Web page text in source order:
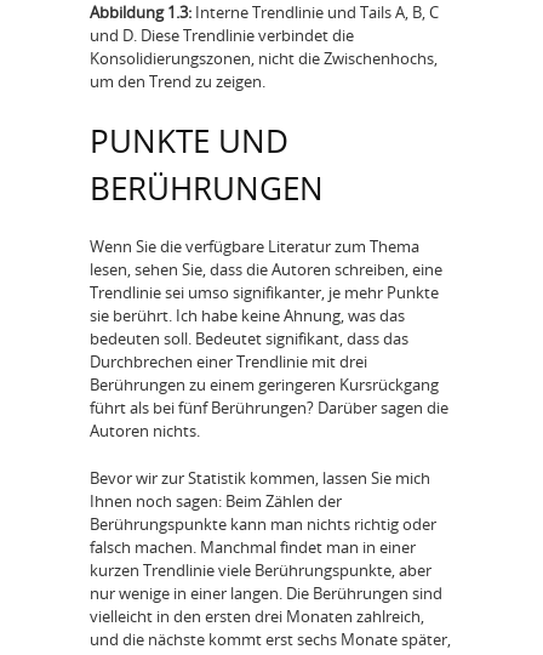
Abbildung 1.3: Interne Trendlinie und Tails A, B, C
und D. Diese Trendlinie verbindet die
Konsolidierungszonen, nicht die Zwischenhochs,
um den Trend zu zeigen.
PUNKTE UND
BERÜHRUNGEN
Wenn Sie die verfügbare Literatur zum Thema
lesen, sehen Sie, dass die Autoren schreiben, eine
Trendlinie sei umso signifikanter, je mehr Punkte
sie berührt. Ich habe keine Ahnung, was das
bedeuten soll. Bedeutet signifikant, dass das
Durchbrechen einer Trendlinie mit drei
Berührungen zu einem geringeren Kursrückgang
führt als bei fünf Berührungen? Darüber sagen die
Autoren nichts.
Bevor wir zur Statistik kommen, lassen Sie mich
Ihnen noch sagen: Beim Zählen der
Berührungspunkte kann man nichts richtig oder
falsch machen. Manchmal findet man in einer
kurzen Trendlinie viele Berührungspunkte, aber
nur wenige in einer langen. Die Berührungen sind
vielleicht in den ersten drei Monaten zahlreich,
und die nächste kommt erst sechs Monate später,